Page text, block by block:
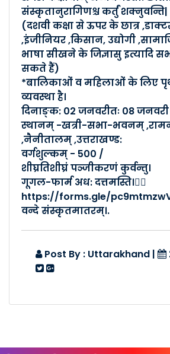
प्रान्तसमीक्षायोजना-गोष्ठ�..
Posted By :-
Posted Date
17-03-24 दिनाङ्के द-
Posted By :-
Posted Date
Posted By :-
Posted Date
Posted By :-
Posted Date
संस्कृतानुरागिणश्च कर्तुं शक्नुवन्ति|
(दशवी कक्षा से ऊपर के छात्र
,इंजीनियर ,किसान, उद्योगी
भाषा सीखने के जिज्ञासु इत्यादि
सकते हैं)
*बालिकाओं व महिलाओं के लिए
व्यवस्था है।
दिनाङ्क: 02 जनवरीतः 08 जनवरी
स्थानम् -खत्री-सभा-भवनम्
,नैनीतालम् ,उत्तराखण्ड:
वर्गशुल्कम् - 500 /
शीघ्रतिशीघ्रं पञ्जीकरणं कुर्वन्तु।
गूगल-फार्म अध: दत्तमस्ति।👇🏻
https://forms.gle/
वन्दे संस्कृतमातरम्।.
Post By : Uttarakhand |